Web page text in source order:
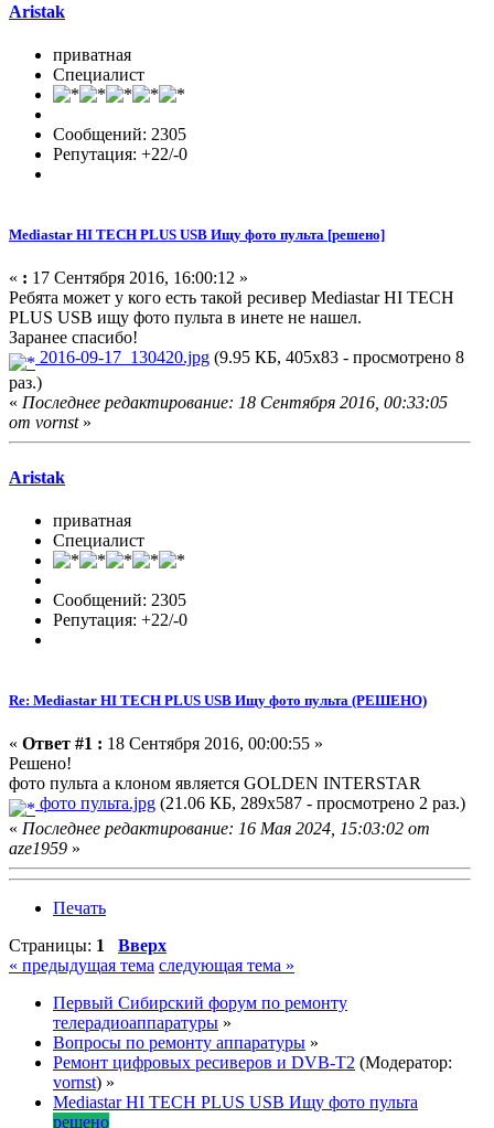
Aristak
приватная
Специалист
Сообщений: 2305
Репутация: +22/-0
Mediastar HI TECH PLUS USB Ищу фото пульта [решено]
« : 17 Сентября 2016, 16:00:12 »
Ребята может у кого есть такой ресивер Mediastar HI TECH
PLUS USB ищу фото пульта в инете не нашел.
Заранее спасибо!
2016-09-17_130420.jpg (9.95 КБ, 405x83 - просмотрено 8
раз.)
« Последнее редактирование: 18 Сентября 2016, 00:33:05
от vornst»
Aristak
приватная
Специалист
Сообщений: 2305
Репутация: +22/-0
Re: Mediastar HI TECH PLUS USB Ищу фото пульта (РЕШЕНО)
« Ответ #1 : 18 Сентября 2016, 00:00:55 »
Решено!
фото пульта a клоном является GOLDEN INTERSTAR
фото пульта.jpg (21.06 КБ, 289x587 - просмотрено 2 раз.)
« Последнее редактирование: 16 Мая 2024, 15:03:02 от
aze1959 »
Печать
Страницы: 1
Вверх
« предыдущая тема следующая тема »
Первый Сибирский форум по ремонту
телерадиоаппаратуры »
Вопросы по ремонту аппаратуры »
Ремонт цифровых ресиверов и DVB-T2 (Модератор:
vornst) »
Mediastar HI TECH PLUS USB Ищу фото пульта
решено